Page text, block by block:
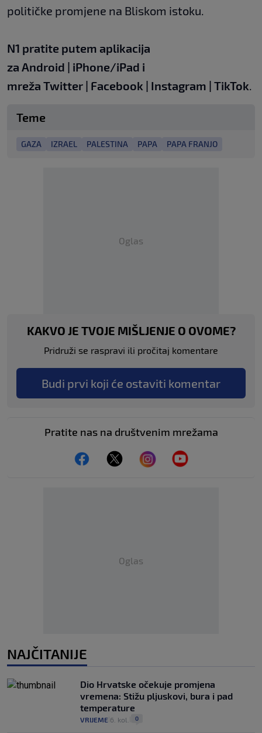
političke promjene na Bliskom istoku.
N1 pratite putem aplikacija
za Android | iPhone/iPad i
mreža Twitter | Facebook | Instagram | TikTok.
Teme
GAZA IZRAEL PALESTINA PAPA PAPA FRANJO
Oglas
KAKVO JE TVOJE MIŠLJENJE O OVOME?
Pridruži se raspravi ili pročitaj komentare
Budi prvi koji će ostaviti komentar
Pratite nas na društvenim mrežama
Oglas
NAJČITANIJE
Dio Hrvatske očekuje promjena
vremena: Stižu pljuskovi, bura i pad
temperature
VRIJEME 6. kol. 0